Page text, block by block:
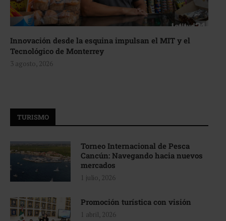
Innovación desde la esquina impulsan el MIT y el
Tecnológico de Monterrey
3 agosto, 2026
TURISMO
Torneo Internacional de Pesca
Cancún: Navegando hacia nuevos
mercados
1 julio, 2026
Promoción turística con visión
1 abril, 2026